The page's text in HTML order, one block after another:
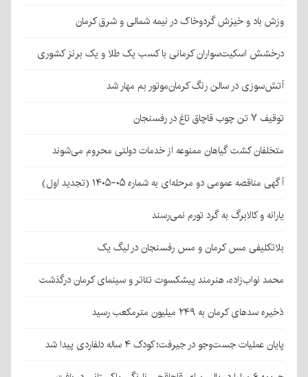
وزش باد و خیزش گردوخاک در نیمه شمالی و شرق کرمان
درخشش اسکیت‌سواران کرمانی با کسب یک طلا و یک برنز کشوری
آتش‌سوزی در سالن رنگ کرمان‌موتور بم مهار شد
توقیف ۷ تن چوب قاچاق تاغ در رفسنجان
متخلفان کشت گیاهان ممنوعه از خدمات دولتی محروم می‌شوند
آگهی مناقصه عمومی دو مرحله‌ای به شماره ۰۵-۱۴۰۵ (تجدید اول)
یارانه و کالابرگ به گرد تورم نمی‌رسند
بلاتکلیفی مس کرمان و مس رفسنجان در لیگ یک
محمد نواب‌زاده، هنرمند پیشکسوت تئاتر و سینمای کرمان درگذشت
ذخیره سدهای کرمان به ۲۴۹ میلیون مترمکعب رسید
پایان عملیات جست‌وجو در جیرفت؛ کودک ۴ ساله دلفاردی پیدا شد